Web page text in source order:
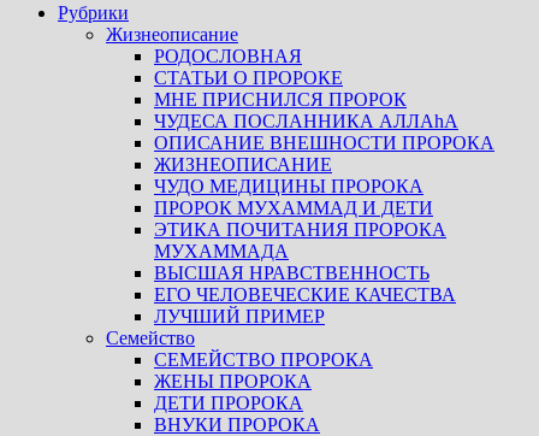
Рубрики
Жизнеописание
РОДОСЛОВНАЯ
СТАТЬИ О ПРОРОКЕ
МНЕ ПРИСНИЛСЯ ПРОРОК
ЧУДЕСА ПОСЛАННИКА АЛЛАhА
ОПИСАНИЕ ВНЕШНОСТИ ПРОРОКА
ЖИЗНЕОПИСАНИЕ
ЧУДО МЕДИЦИНЫ ПРОРОКА
ПРОРОК МУХАММАД И ДЕТИ
ЭТИКА ПОЧИТАНИЯ ПРОРОКА
МУХАММАДА
ВЫСШАЯ НРАВСТВЕННОСТЬ
ЕГО ЧЕЛОВЕЧЕСКИЕ КАЧЕСТВА
ЛУЧШИЙ ПРИМЕР
Семейство
СЕМЕЙСТВО ПРОРОКА
ЖЕНЫ ПРОРОКА
ДЕТИ ПРОРОКА
ВНУКИ ПРОРОКА